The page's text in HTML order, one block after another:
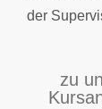
der
zu